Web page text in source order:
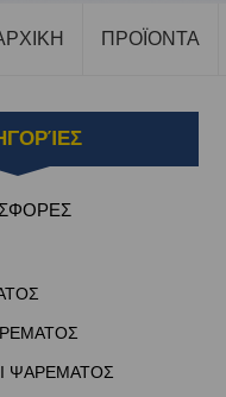
ΠΡΟΪΟΝΤΑ
ΨΑΡΕΜΑΤΟΣ